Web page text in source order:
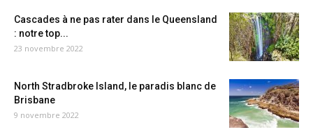
Cascades à ne pas rater dans le Queensland
: notre top...
23 novembre 2022
North Stradbroke Island, le paradis blanc de
Brisbane
9 novembre 2022